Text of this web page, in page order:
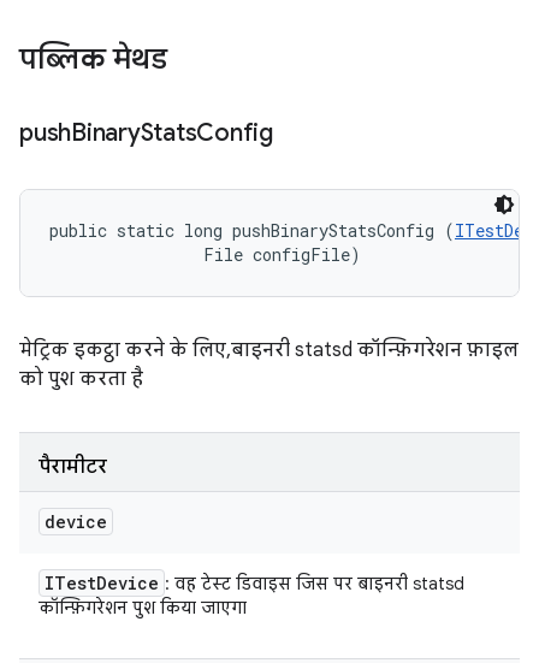
पब्लिक मेथड
pushBinaryStatsConfig
public static long pushBinaryStatsConfig (
                File configFile)
मेट्रिक इकट्ठा करने के लिए, बाइनरी statsd कॉन्फ़िगरेशन फ़ाइल
को पुश करता है
पैरामीटर
device
ITestDevice : वह टेस्ट डिवाइस जिस पर बाइनरी statsd
कॉन्फ़िगरेशन पुश किया जाएगा